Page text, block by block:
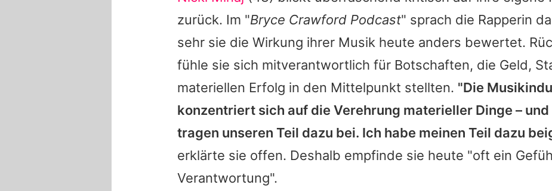
App runterladen
Team
Redaktionelle Richtlinien
Impressum
Datenschutzerklärung
zurück. Im "Bryce Crawford Podcast" sprach die Rapperin
sehr sie die Wirkung ihrer Musik heute anders bewertet.
fühle sie sich mitverantwortlich für Botschaften, die Geld,
materiellen Erfolg in den Mittelpunkt stellten. "Die
konzentriert sich auf die Verehrung materieller Dinge –
tragen unseren Teil dazu bei. Ich habe meinen Teil dazu
erklärte sie offen. Deshalb empfinde sie heute "oft ein
Verantwortung".